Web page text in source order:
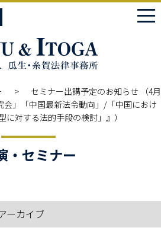
セミナー出講予定のお知らせ （4月
会」「中国最新法令動向」/「中国におけ
対する法的手段の検討」』）
・セミナー
ーカイブ